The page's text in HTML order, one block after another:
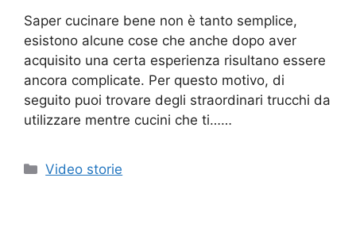
Saper cucinare bene non è tanto semplice,
esistono alcune cose che anche dopo aver
acquisito una certa esperienza risultano essere
ancora complicate. Per questo motivo, di
seguito puoi trovare degli straordinari trucchi da
utilizzare mentre cucini che ti……
Categorie
Video storie